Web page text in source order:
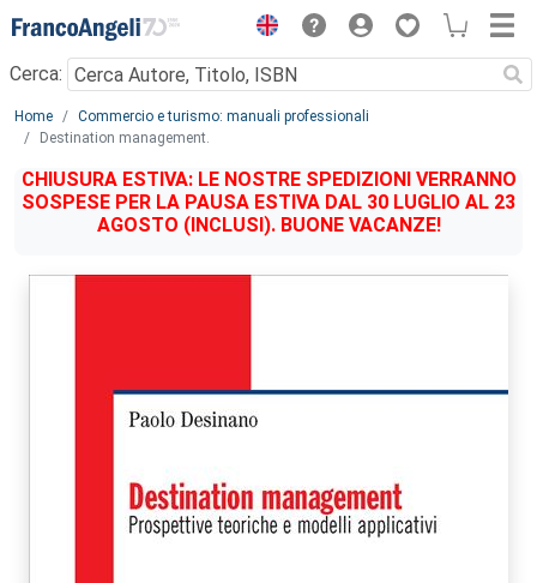
Menu
Cerca:
Main content
Home
Commercio e turismo: manuali professionali
Destination management.
CHIUSURA ESTIVA: LE NOSTRE SPEDIZIONI VERRANNO
SOSPESE PER LA PAUSA ESTIVA DAL 30 LUGLIO AL 23
AGOSTO (INCLUSI). BUONE VACANZE!